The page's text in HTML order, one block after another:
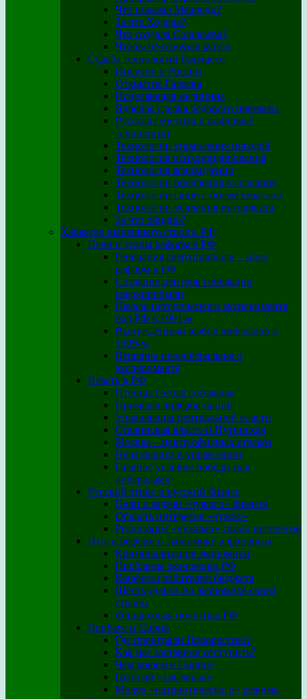
Что показал Мавроди?
За что Ходора?
Что создала Соловьева?
Чтобы не отмерли мозги
Судьба технологий будущего
Инсулин в России
Открытие Гаряева
Исцеляющая медицина
Ядреная сделка бедового премьера
Русская генетика и волновые
технологии
Технологии управления погодой
Технология психозондирования
Технология ясновидения
Технологии внедрения в сознание
Технологии связи с полем смыслов
Технологии усиления интеллекта
За что обидно?
Характер нынешнего строя в РФ
Цели и этапы реформ в РФ
Генерация сверхприбыли – цель
реформ в РФ
Создание центров генерации
сверхприбыли
Начало исторического эксперимента
над РФ в 1991-м
Вынужденный выбор либералов в
1999-м.
Вершина неолиберального
эксперимента
Власть в РФ
Птенцы гнезда собчакова
Примеры лидеров наций
Управленцы центральной власти
Сталинская власть и Путинская
Москва – центр офисных стрекоз
Неразбериха в управлении
Главное условие победы над
либералами
Русский этнос и русский бизнес
Цели и задачи «чужого» бизнеса
Область интересов «чужих»
Реализация «чужими» своих интересов
Итоги реформ в экономике и финансах
Криминализация экономики
Проблемы экономики РФ
Конфета грабителям бюджета
Шесть ударов по экономике своей
страны
Финансовая политика РФ
Донбасс и Сирия
Где проиграли Новороссию?
Как нас заставили отступить?
Чем воюем в Сирии?
Ценный «крымнаш»
Молох «патриотического» режима.